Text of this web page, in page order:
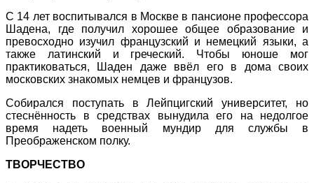
С 14 лет воспитывался в Москве в пансионе профессора
Шадена, где получил хорошее общее образование и
превосходно изучил французский и немецкий языки, а
также латинский и греческий. Чтобы юноше мог
практиковаться, Шаден даже ввёл его в дома своих
московских знакомых немцев и французов.
Собирался поступать в Лейпцигский университет, но
стеснённость в средствах вынудила его на недолгое
время надеть военный мундир для службы в
Преображенском полку.
ТВОРЧЕСТВО